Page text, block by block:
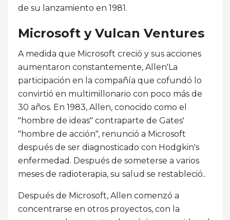
de su lanzamiento en 1981.
Microsoft y Vulcan Ventures
A medida que Microsoft creció y sus acciones
aumentaron constantemente, Allen'La
participación en la compañía que cofundó lo
convirtió en multimillonario con poco más de
30 años. En 1983, Allen, conocido como el
"hombre de ideas" contraparte de Gates'
"hombre de acción", renunció a Microsoft
después de ser diagnosticado con Hodgkin's
enfermedad. Después de someterse a varios
meses de radioterapia, su salud se restableció..
Después de Microsoft, Allen comenzó a
concentrarse en otros proyectos, con la